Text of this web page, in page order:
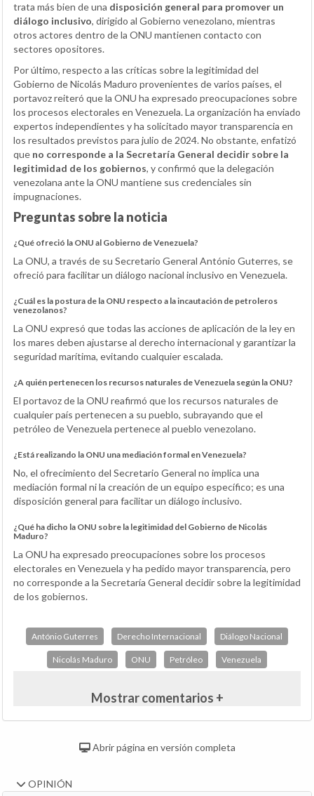
trata más bien de una disposición general para promover un
diálogo inclusivo, dirigido al Gobierno venezolano, mientras
otros actores dentro de la ONU mantienen contacto con
sectores opositores.
Por último, respecto a las críticas sobre la legitimidad del
Gobierno de Nicolás Maduro provenientes de varios países, el
portavoz reiteró que la ONU ha expresado preocupaciones sobre
los procesos electorales en Venezuela. La organización ha enviado
expertos independientes y ha solicitado mayor transparencia en
los resultados previstos para julio de 2024. No obstante, enfatizó
que no corresponde a la Secretaría General decidir sobre la
legitimidad de los gobiernos, y confirmó que la delegación
venezolana ante la ONU mantiene sus credenciales sin
impugnaciones.
Preguntas sobre la noticia
¿Qué ofreció la ONU al Gobierno de Venezuela?
La ONU, a través de su Secretario General António Guterres, se
ofreció para facilitar un diálogo nacional inclusivo en Venezuela.
¿Cuál es la postura de la ONU respecto a la incautación de petroleros
venezolanos?
La ONU expresó que todas las acciones de aplicación de la ley en
los mares deben ajustarse al derecho internacional y garantizar la
seguridad marítima, evitando cualquier escalada.
¿A quién pertenecen los recursos naturales de Venezuela según la ONU?
El portavoz de la ONU reafirmó que los recursos naturales de
cualquier país pertenecen a su pueblo, subrayando que el
petróleo de Venezuela pertenece al pueblo venezolano.
¿Está realizando la ONU una mediación formal en Venezuela?
No, el ofrecimiento del Secretario General no implica una
mediación formal ni la creación de un equipo específico; es una
disposición general para facilitar un diálogo inclusivo.
¿Qué ha dicho la ONU sobre la legitimidad del Gobierno de Nicolás
Maduro?
La ONU ha expresado preocupaciones sobre los procesos
electorales en Venezuela y ha pedido mayor transparencia, pero
no corresponde a la Secretaría General decidir sobre la legitimidad
de los gobiernos.
António Guterres Derecho Internacional Diálogo Nacional
Nicolás Maduro ONU Petróleo Venezuela
Mostrar comentarios +
Abrir página en versión completa
OPINIÓN